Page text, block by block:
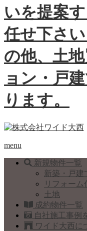
いを提案
任せ下さ
の他、土
ョン・戸
ります。
menu
新規物件一覧
新築・戸建
リフォーム
土地
成約物件一覧
自社施工事例
ワイド大西に